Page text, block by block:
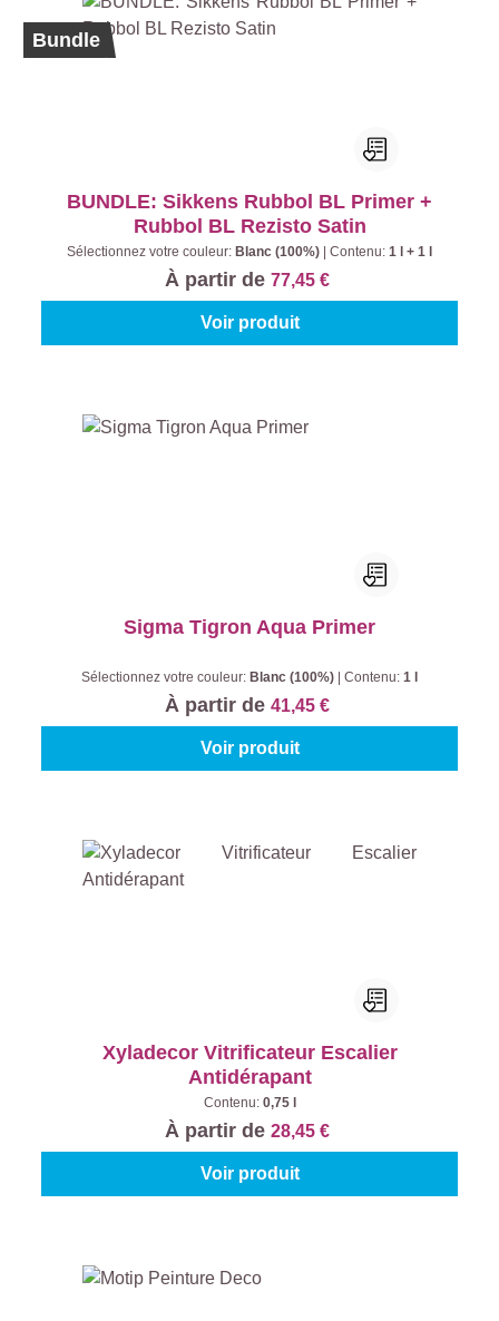
Bundle
BUNDLE: Sikkens Rubbol BL Primer +
Rubbol BL Rezisto Satin
Sélectionnez votre couleur: Blanc (100%) Contenu: 1 l + 1 l
À partir de 77,45 €
Voir produit
Sigma Tigron Aqua Primer
Sélectionnez votre couleur: Blanc (100%) Contenu: 1 l
À partir de 41,45 €
Voir produit
Xyladecor Vitrificateur Escalier
Antidérapant
Contenu: 0,75 l
À partir de 28,45 €
Voir produit